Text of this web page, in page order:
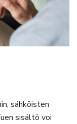
sähköisten
sisältö voi